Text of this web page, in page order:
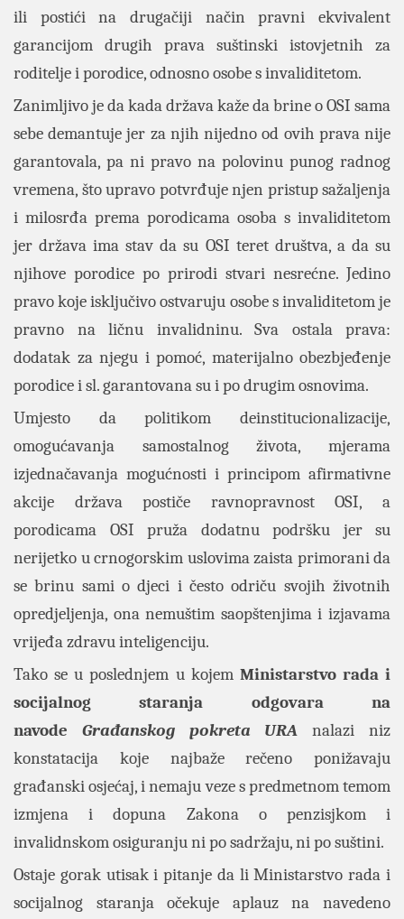
ili postići na drugačiji način pravni ekvivalent
garancijom drugih prava suštinski istovjetnih za
roditelje i porodice, odnosno osobe s invaliditetom.
Zanimljivo je da kada država kaže da brine o OSI sama
sebe demantuje jer za njih nijedno od ovih prava nije
garantovala, pa ni pravo na polovinu punog radnog
vremena, što upravo potvrđuje njen pristup sažaljenja
i milosrđa prema porodicama osoba s invaliditetom
jer država ima stav da su OSI teret društva, a da su
njihove porodice po prirodi stvari nesrećne. Jedino
pravo koje isključivo ostvaruju osobe s invaliditetom je
pravno na ličnu invalidninu. Sva ostala prava:
dodatak za njegu i pomoć, materijalno obezbjeđenje
porodice i sl. garantovana su i po drugim osnovima.
Umjesto da politikom deinstitucionalizacije,
omogućavanja samostalnog života, mjerama
izjednačavanja mogućnosti i principom afirmativne
akcije država postiče ravnopravnost OSI, a
porodicama OSI pruža dodatnu podršku jer su
nerijetko u crnogorskim uslovima zaista primorani da
se brinu sami o djeci i često odriču svojih životnih
opredjeljenja, ona nemuštim saopštenjima i izjavama
vrijeđa zdravu inteligenciju.
Tako se u poslednjem u kojem Ministarstvo rada i
socijalnog staranja odgovara na
navode Građanskog pokreta URA nalazi niz
konstatacija koje najbaže rečeno ponižavaju
građanski osjećaj, i nemaju veze s predmetnom temom
izmjena i dopuna Zakona o penzisjkom i
invalidnskom osiguranju ni po sadržaju, ni po suštini.
Ostaje gorak utisak i pitanje da li Ministarstvo rada i
socijalnog staranja očekuje aplauz na navedeno